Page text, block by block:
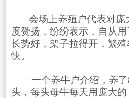
会场上养殖户代表对庞
度赞扬，纷纷表示，自从
长势好，架子拉得开，繁
快。
一个养牛户介绍，养了
头，每头母牛每天用庞大